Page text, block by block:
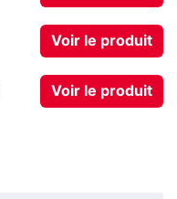
Voir le produit
Voir le produit